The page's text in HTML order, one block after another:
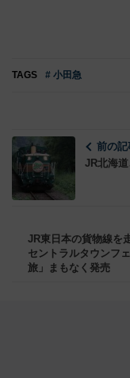
TAGS # 小田急
前の記
JR北海
JR東日本の貨物線
セントラルタウンフ
旅」まもなく発売